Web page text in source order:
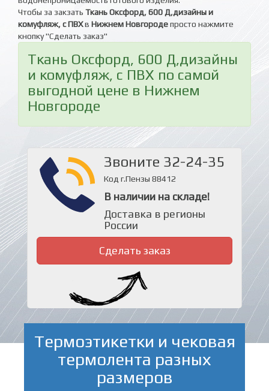
Чтобы за закзать Ткань Оксфорд, 600 Д,дизайны и
комуфляж, с ПВХв Нижнем Новгородепросто нажмите
кнопку "Сделать заказ"
Ткань Оксфорд, 600 Д,дизайны
и комуфляж, с ПВХ по самой
выгодной цене в Нижнем
Новгороде
Звоните 32-24-35
Код г.Пензы 88412
В наличии на складе!
Доставка в регионы
России
Сделать заказ
Термоэтикетки и чековая
термолента разных
размеров